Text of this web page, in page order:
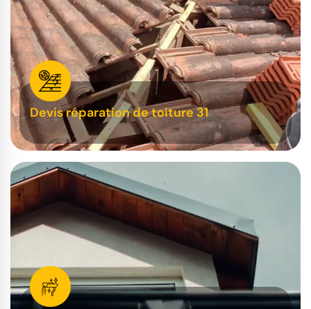
Devis réparation de toiture 31